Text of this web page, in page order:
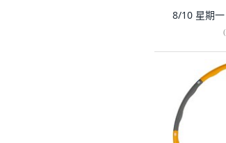
8/10 星期一
(